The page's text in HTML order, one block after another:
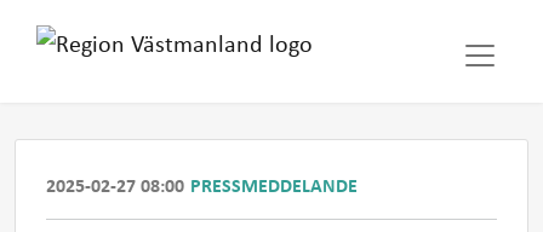
2025-02-27 08:00 PRESSMEDDELANDE